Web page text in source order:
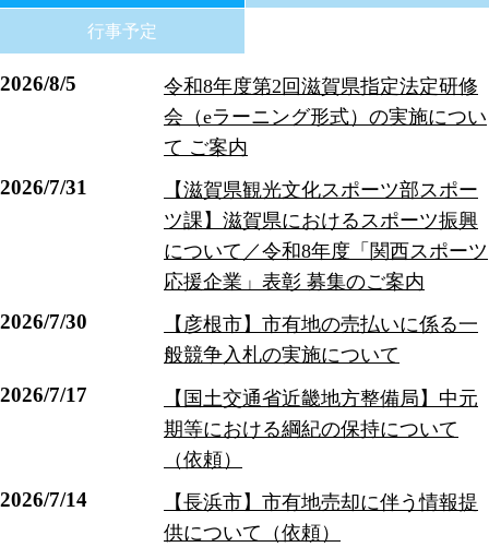
行事予定
2026/8/5
令和8年度第2回滋賀県指定法定研修
会（eラーニング形式）の実施につい
て ご案内
2026/7/31
【滋賀県観光文化スポーツ部スポー
ツ課】滋賀県におけるスポーツ振興
について／令和8年度「関西スポーツ
応援企業」表彰 募集のご案内
2026/7/30
【彦根市】市有地の売払いに係る一
般競争入札の実施について
2026/7/17
【国土交通省近畿地方整備局】中元
期等における綱紀の保持について
（依頼）
2026/7/14
【長浜市】市有地売却に伴う情報提
供について（依頼）